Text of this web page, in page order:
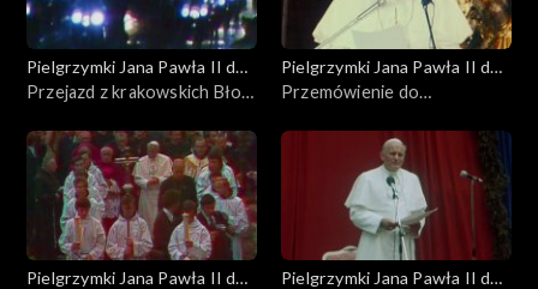
Pielgrzymki Jana Pawła II do
Polski
Przejazd z krakowskich Błoni
Pielgrzymki Jana Pawła II do
Polski
Przemówienie do
Pielgrzymki Jana Pawła II do
Pielgrzymki Jana Pawła II do